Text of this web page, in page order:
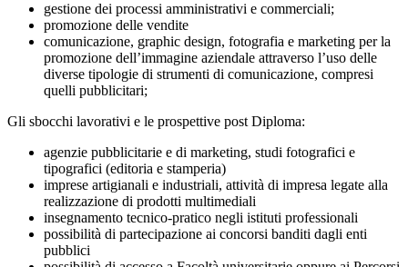
gestione dei processi amministrativi e commerciali;
promozione delle vendite
comunicazione, graphic design, fotografia e marketing per la
promozione dell’immagine aziendale attraverso l’uso delle
diverse tipologie di strumenti di comunicazione, compresi
quelli pubblicitari;
Gli sbocchi lavorativi e le prospettive post Diploma:
agenzie pubblicitarie e di marketing, studi fotografici e
tipografici (editoria e stamperia)
imprese artigianali e industriali, attività di impresa legate alla
realizzazione di prodotti multimediali
insegnamento tecnico-pratico negli istituti professionali
possibilità di partecipazione ai concorsi banditi dagli enti
pubblici